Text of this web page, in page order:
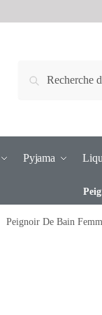
Recherche
Pyjama
Peignoir De Bain